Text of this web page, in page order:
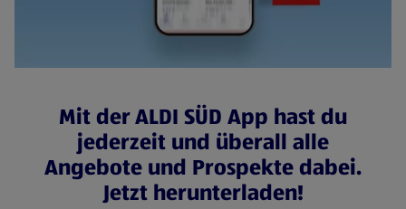
Mit der ALDI SÜD App hast du
jederzeit und überall alle
Angebote und Prospekte dabei.
Jetzt herunterladen!